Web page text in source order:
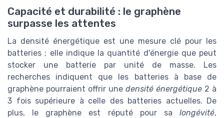
Capacité et durabilité : le graphène
surpasse les attentes
La densité énergétique est une mesure clé pour les
batteries ; elle indique la quantité d'énergie que peut
stocker une batterie par unité de masse. Les
recherches indiquent que les batteries à base de
graphène pourraient offrir une densité énergétique 2 à
3 fois supérieure à celle des batteries actuelles. De
plus, le graphène est réputé pour sa longévité,